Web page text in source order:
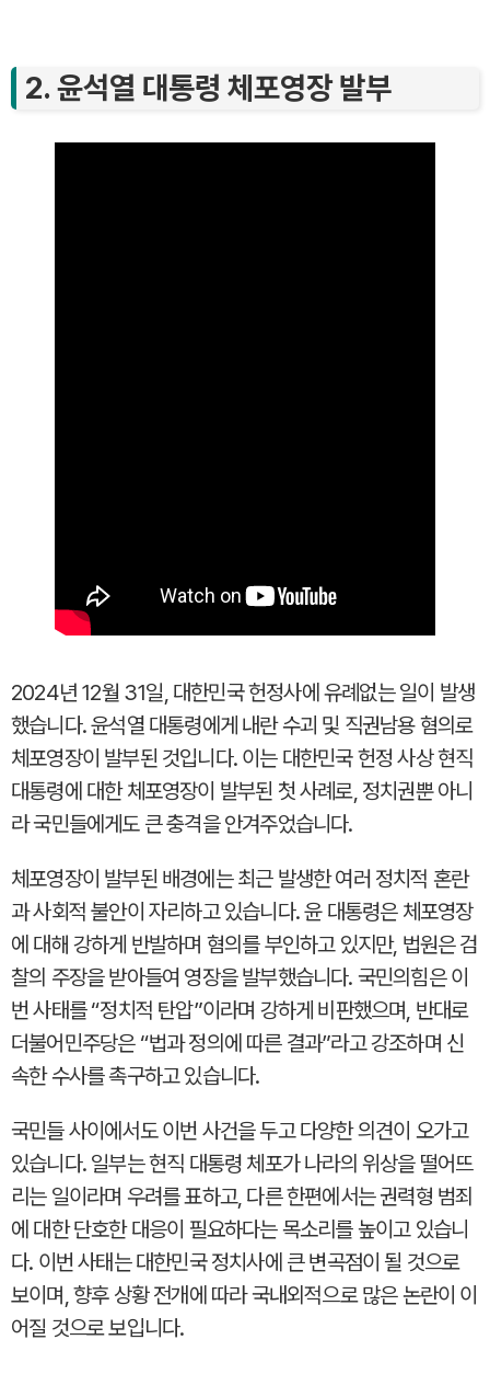
2. 윤석열 대통령 체포영장 발부
2024년 12월 31일, 대한민국 헌정사에 유례없는 일이 발생
했습니다. 윤석열 대통령에게 내란 수괴 및 직권남용 혐의로
체포영장이 발부된 것입니다. 이는 대한민국 헌정 사상 현직
대통령에 대한 체포영장이 발부된 첫 사례로, 정치권뿐 아니
라 국민들에게도 큰 충격을 안겨주었습니다.
체포영장이 발부된 배경에는 최근 발생한 여러 정치적 혼란
과 사회적 불안이 자리하고 있습니다. 윤 대통령은 체포영장
에 대해 강하게 반발하며 혐의를 부인하고 있지만, 법원은 검
찰의 주장을 받아들여 영장을 발부했습니다. 국민의힘은 이
번 사태를 “정치적 탄압”이라며 강하게 비판했으며, 반대로
더불어민주당은 “법과 정의에 따른 결과”라고 강조하며 신
속한 수사를 촉구하고 있습니다.
국민들 사이에서도 이번 사건을 두고 다양한 의견이 오가고
있습니다. 일부는 현직 대통령 체포가 나라의 위상을 떨어뜨
리는 일이라며 우려를 표하고, 다른 한편에서는 권력형 범죄
에 대한 단호한 대응이 필요하다는 목소리를 높이고 있습니
다. 이번 사태는 대한민국 정치사에 큰 변곡점이 될 것으로
보이며, 향후 상황 전개에 따라 국내외적으로 많은 논란이 이
어질 것으로 보입니다.